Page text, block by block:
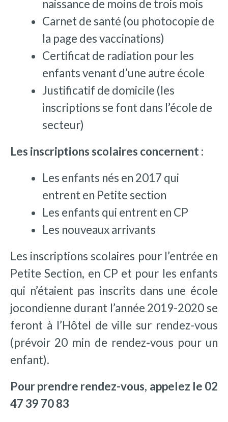
naissance de moins de trois mois
Carnet de santé (ou photocopie de
la page des vaccinations)
Certificat de radiation pour les
enfants venant d’une autre école
Justificatif de domicile (les
inscriptions se font dans l’école de
secteur)
Les inscriptions scolaires concernent :
Les enfants nés en 2017 qui
entrent en Petite section
Les enfants qui entrent en CP
Les nouveaux arrivants
Les inscriptions scolaires pour l’entrée en
Petite Section, en CP et pour les enfants
qui n’étaient pas inscrits dans une école
jocondienne durant l’année 2019-2020 se
feront à l’Hôtel de ville sur rendez-vous
(prévoir 20 min de rendez-vous pour un
enfant).
Pour prendre rendez-vous, appelez le 02
47 39 70 83